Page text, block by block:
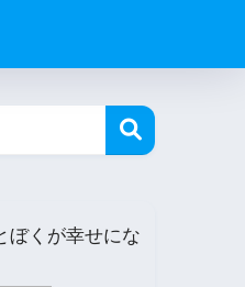
ぼくが幸せにな